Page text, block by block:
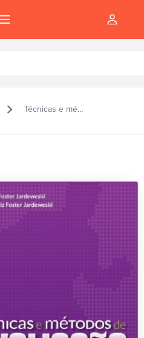
Técnicas e métodos de avaliação de desempenho – E-book